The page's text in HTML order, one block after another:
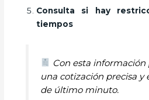
Consulta si hay
tiempos
Con esta
una cotización precisa y
de último minuto.